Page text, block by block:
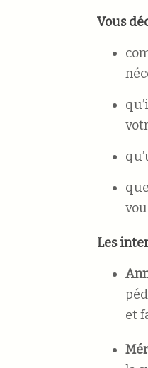
Vous
Les
et